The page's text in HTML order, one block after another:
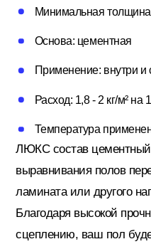
Стеклохолст;
Строительные
Строительный
Утеплители и
Минимальная
Основа: цементная
Применение: внутри
Расход: 1,8 - 2 кг/м²
Температура
ЛЮКС состав цементный
выравнивания полов
ламината или другого
Благодаря высокой
сцеплению, ваш пол